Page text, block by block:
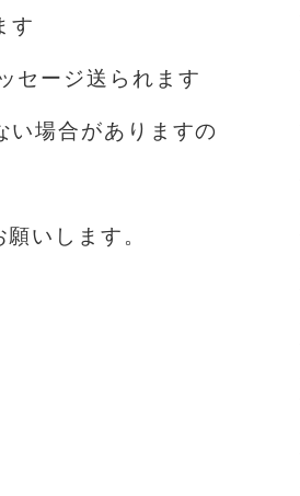
す️
セージ送られます
い場合がありますの
いします。